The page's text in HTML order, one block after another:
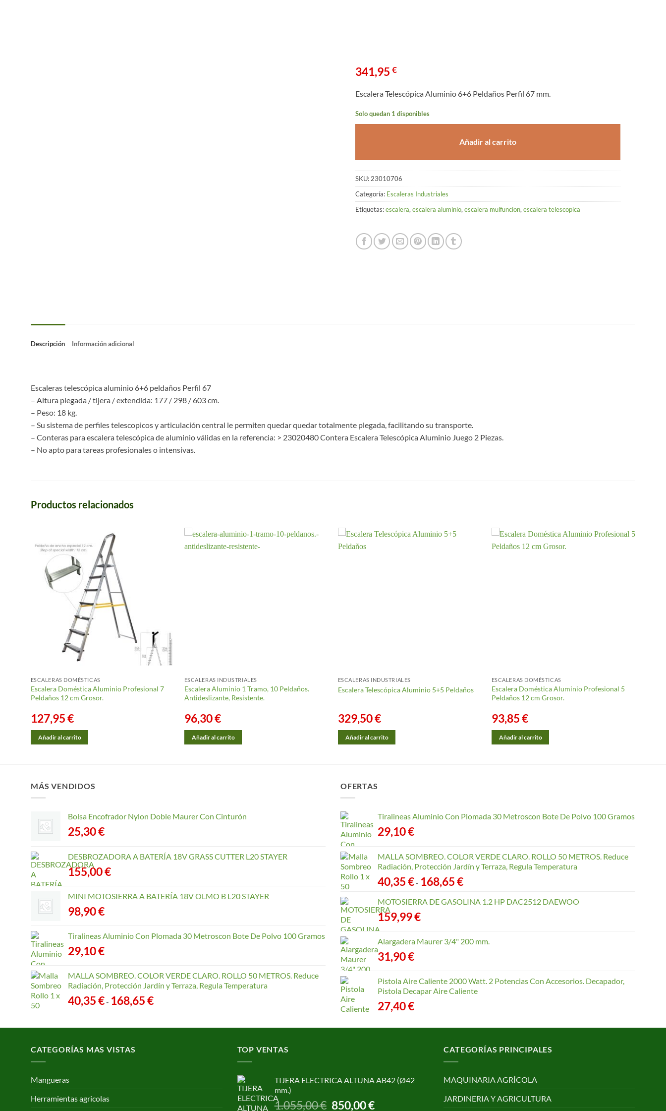
341,95 €
Escalera Telescópica Aluminio 6+6 Peldaños Perfil 67 mm.
Solo quedan 1 disponibles
Añadir al carrito
SKU: 23010706
Categoría: Escaleras Industriales
Etiquetas:escalera, escalera aluminio, escalera mulfuncion, escalera telescopica
Descripción Información adicional
Escaleras telescópica aluminio 6+6 peldaños Perfil 67
– Altura plegada / tijera / extendida: 177 / 298 / 603 cm.
– Peso: 18 kg.
– Su sistema de perfiles telescopicos y articulación central le permiten quedar quedar totalmente plegada, facilitando su transporte.
– Conteras para escalera telescópica de aluminio válidas en la referencia: > 23020480 Contera Escalera Telescópica Aluminio Juego 2 Piezas.
– No apto para tareas profesionales o intensivas.
Productos relacionados
ESCALERAS DOMÉSTICAS
Escalera Doméstica Aluminio Profesional 7
Peldaños 12 cm Grosor.
127,95€
Añadir al carrito
ESCALERAS INDUSTRIALES
Escalera Aluminio 1 Tramo, 10 Peldaños.
Antideslizante, Resistente.
96,30€
Añadir al carrito
ESCALERAS INDUSTRIALES
Escalera Telescópica Aluminio 5+5 Peldaños
329,50€
Añadir al carrito
ESCALERAS DOMÉSTICAS
Escalera Doméstica Aluminio Profesional 5
Peldaños 12 cm Grosor.
93,85€
Añadir al carrito
MÁS VENDIDOS
Bolsa Encofrador Nylon Doble Maurer Con Cinturón
25,30€
DESBROZADORA A BATERÍA 18V GRASS CUTTER L20 STAYER
155,00€
MINI MOTOSIERRA A BATERÍA 18V OLMO B L20 STAYER
98,90€
Tiralineas Aluminio Con Plomada 30 Metroscon Bote De Polvo 100 Gramos
29,10€
MALLA SOMBREO. COLOR VERDE CLARO. ROLLO 50 METROS. Reduce
Radiación, Protección Jardín y Terraza, Regula Temperatura
40,35€- 168,65€Rango
desde
OFERTAS
Tiralineas Aluminio Con Plomada 30 Metroscon Bote De Polvo 100 Gramos
29,10€
MALLA SOMBREO. COLOR VERDE CLARO. ROLLO 50 METROS. Reduce
Radiación, Protección Jardín y Terraza, Regula Temperatura
40,35€- 168,65€Rango
precios:
168,65 €
MOTOSIERRA DE GASOLINA 1.2 HP DAC2512 DAEWOO
159,99€
Alargadera Maurer 3/4" 200 mm.
31,90€
Pistola Aire Caliente 2000 Watt. 2 Potencias Con Accesorios. Decapador,
Pistola Decapar Aire Caliente
27,40€
CATEGORÍAS MAS VISTAS
Mangueras
Herramientas agricolas
TOP VENTAS
TIJERA ELECTRICA ALTUNA AB42 (Ø42
mm.)
1.055,00€ El
850,00€El
CATEGORÍAS PRINCIPALES
MAQUINARIA AGRÍCOLA
JARDINERIA Y AGRICULTURA